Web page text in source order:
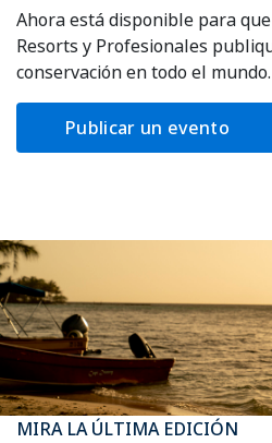
Ahora está disponible para
Resorts y Profesionales
conservación en todo el mundo.
Publicar un evento
MIRA LA ÚLTIMA EDICIÓN